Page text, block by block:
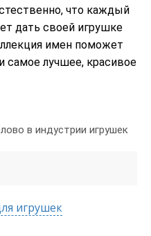
что каждый
дать своей игрушке
имен поможет
самое лучшее, красивое
в индустрии игрушек
игрушек